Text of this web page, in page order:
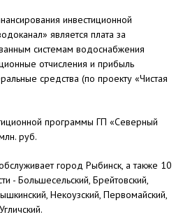
инвестиционной
является плата за
системам водоснабжения
отчисления и прибыль
средства (по проекту «Чистая
программы ГП «Северный
руб.
город Рыбинск, а также 10
- Большесельский, Брейтовский,
Некоузский, Первомайский,